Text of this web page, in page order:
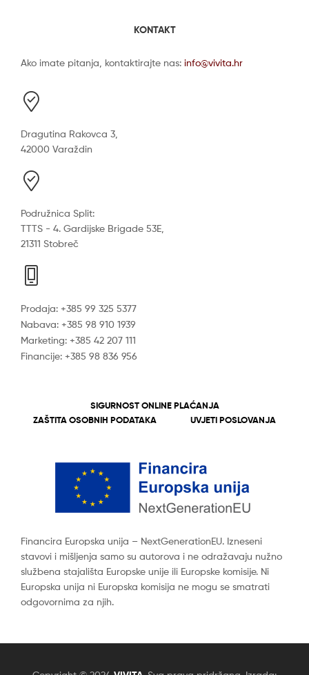
KONTAKT
Ako imate pitanja, kontaktirajte nas: info@vivita.hr
Dragutina Rakovca 3,
42000 Varaždin
Podružnica Split:
TTTS - 4. Gardijske Brigade 53E,
21311 Stobreč
Prodaja: +385 99 325 5377
Nabava: +385 98 910 1939
Marketing: +385 42 207 111
Financije: +385 98 836 956
SIGURNOST ONLINE PLAĆANJA
ZAŠTITA OSOBNIH PODATAKA
UVJETI POSLOVANJA
Financira Europska unija – NextGenerationEU. Izneseni
stavovi i mišljenja samo su autorova i ne odražavaju nužno
službena stajališta Europske unije ili Europske komisije. Ni
Europska unija ni Europska komisija ne mogu se smatrati
odgovornima za njih.